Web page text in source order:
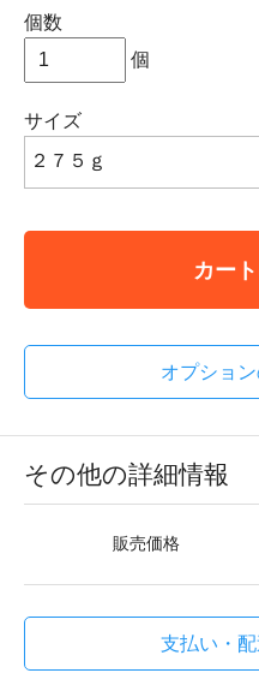
個数
個
サイズ
カー
オプショ
その他の詳細情報
販売価格
支払い・